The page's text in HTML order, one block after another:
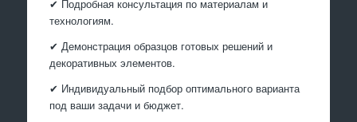
✔ Подробная консультация по материалам и
технологиям.
✔ Демонстрация образцов готовых решений и
декоративных элементов.
✔ Индивидуальный подбор оптимального варианта
под ваши задачи и бюджет.